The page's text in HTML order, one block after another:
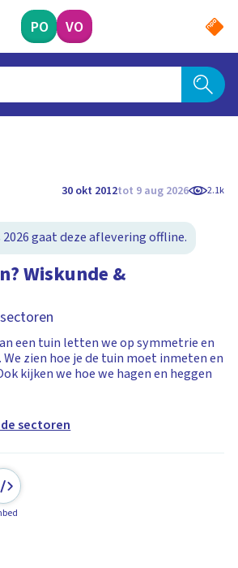
PO VO
30 okt 2012tot 9 aug 2026 2.1k
gaat deze aflevering offline.
Wiskunde &
een tuin letten we op symmetrie en
zien hoe je de tuin moet inmeten en
kijken we hoe we hagen en heggen
sectoren